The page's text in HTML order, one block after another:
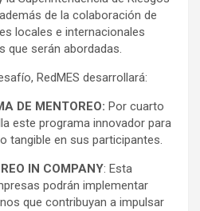
de la colaboración de
locales e internacionales
que serán abordadas.
RedMES desarrollará:
DE MENTOREO: Por cuarto
este programa innovador para
tangible en sus participantes.
IN COMPANY: Esta
podrán implementar
que contribuyan a impulsar